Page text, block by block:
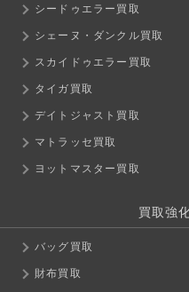
シードゥエラー買取
シェーヌ・ダンクル買取
スカイドゥエラー買取
タイガ買取
デイトジャスト買取
マトラッセ買取
ヨットマスター買取
買取強
バッグ買取
財布買取